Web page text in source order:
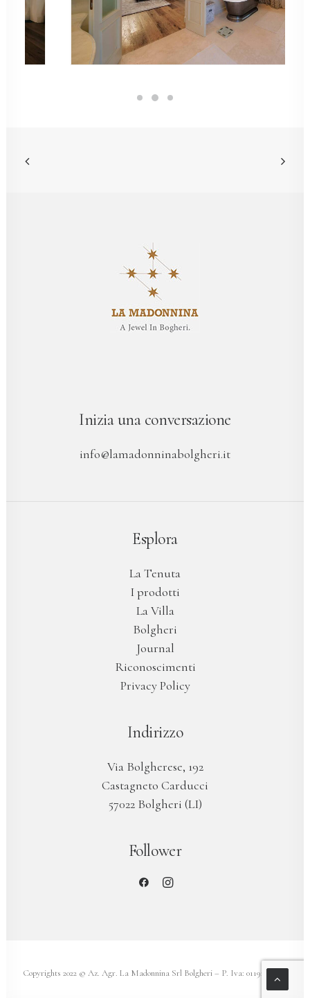
Inizia una conversazione
info@lamadonninabolgheri.it
Esplora
La Tenuta
I prodotti
La Villa
Bolgheri
Journal
Riconoscimenti
Privacy Policy
Indirizzo
Via Bolgherese, 192
Castagneto Carducci
57022 Bolgheri (LI)
Follower
Copyrights 2022 © Az. Agr. La Madonnina Srl Bolgheri – P. Iva: 01192590535